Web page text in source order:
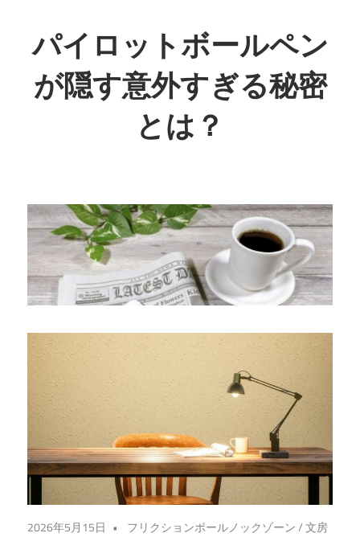
テ
ン
ツ
プ
パイロットボールペン
が隠す意外すぎる秘密
とは？
2026年5月15日 フリクションボールノックゾーン/文房